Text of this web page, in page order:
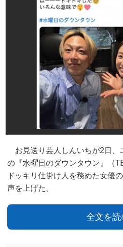
お見送り芸人しんいちが2日、
の『水曜日のダウンタウン』（
ドッキリ仕掛け人を務めた女優
声を上げた。
全文を読